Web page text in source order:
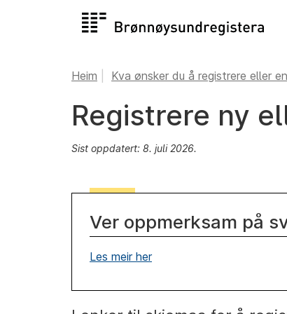
Heim Kva ønsker du å registrere eller
Registrere ny
Sist oppdatert: 8. juli 2026.
Ver oppmerksam på
Les meir her